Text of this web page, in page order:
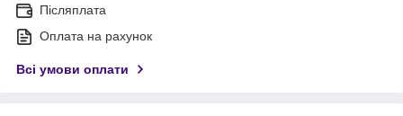
Післяплата
Оплата на рахунок
Всі умови оплати